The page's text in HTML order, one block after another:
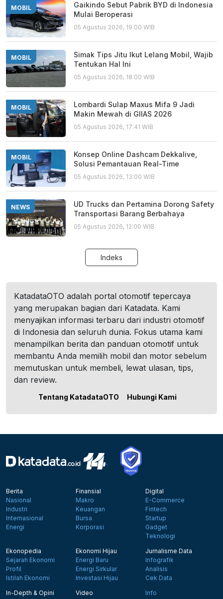
MOBIL
Gaikindo Sebut Pabrik BYD di Indonesia
Mulai Beroperasi
05 Agustus 2026, 19:00 WIB
MOBIL
Simak Tips Jitu Ikut Lelang Mobil, Wajib
Tentukan Hal Ini
05 Agustus 2026, 18:00 WIB
MOBIL
Lombardi Sulap Maxus Mifa 9 Jadi
Makin Mewah di GIIAS 2026
05 Agustus 2026, 17:41 WIB
MOBIL
Konsep Online Dashcam Dekkalive,
Solusi Pemantauan Real-Time
05 Agustus 2026, 13:00 WIB
NEWS
UD Trucks dan Pertamina Dorong Safety
Transportasi Barang Berbahaya
05 Agustus 2026, 12:00 WIB
Indeks
KatadataOTO adalah portal otomotif tepercaya
yang merupakan bagian dari Katadata. Kami
menyajikan informasi terbaru dari industri otomotif
di Indonesia dan seluruh dunia. Fokus utama kami
menampilkan berita dan panduan otomotif untuk
membantu Anda memilih mobil dan motor sebelum
memutuskan untuk membeli, lewat ulasan, tips,
dan review.
Tentang KatadataOTO Hubungi Kami
Berita
Nasional
Industri
Internasional
Energi
Finansial
Makro
Keuangan
Bursa
Korporasi
Digital
E-Commerce
Fintech
Startup
Gadget
Teknologi
Ekonopedia
Sejarah Ekonomi
Profil
Istilah Ekonomi
Ekonomi Hijau
Energi Baru
Energi Sirkular
Investasi Hijau
Jurnalisme Data
Infografik
Analisis
Cek Data
In-Depth & Opini
Video
Info